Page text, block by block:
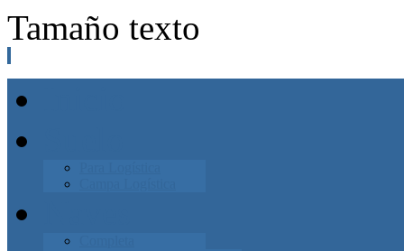
Tamaño texto